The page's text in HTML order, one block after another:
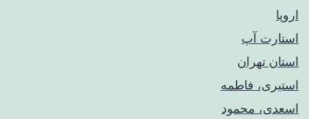
اروپا
استارت آپ
استان تهران
استیری، فاطمه
اسعدی، محمود